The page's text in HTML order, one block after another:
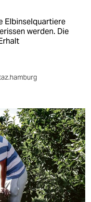
Elbinselquartiere
werden. Die